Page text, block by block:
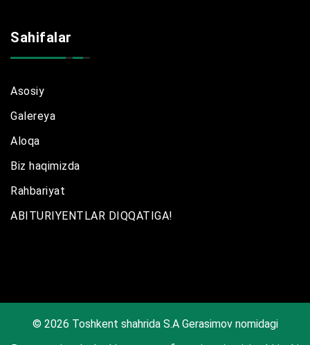
Sahifalar
Asosiy
Galereya
Aloqa
Biz haqimizda
Rahbariyat
ABITURIYENTLAR DIQQATIGA!
© 2026 Toshkent shahrida S.A Gerasimov nomidagi